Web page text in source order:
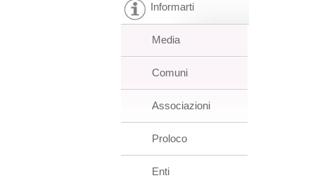
Informarti
Media
Comuni
Associazioni
Proloco
Enti